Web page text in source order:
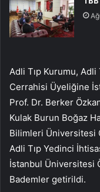
Adli Tıp Kurumu,
Cerrahisi Üyeliğine
Prof. Dr. Berker
Kulak Burun Boğaz
Bilimleri Üniversitesi
Adli Tıp Yedinci
İstanbul Üniversitesi
Bademler getirildi.